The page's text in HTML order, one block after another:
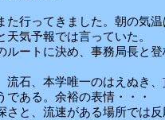
た行ってきました。朝の気
気予報では言っていた。
ルートに決め、事務局長と
流石、本学唯一のはえぬき
ある。余裕の表情・・・
さと、流速がある場所では